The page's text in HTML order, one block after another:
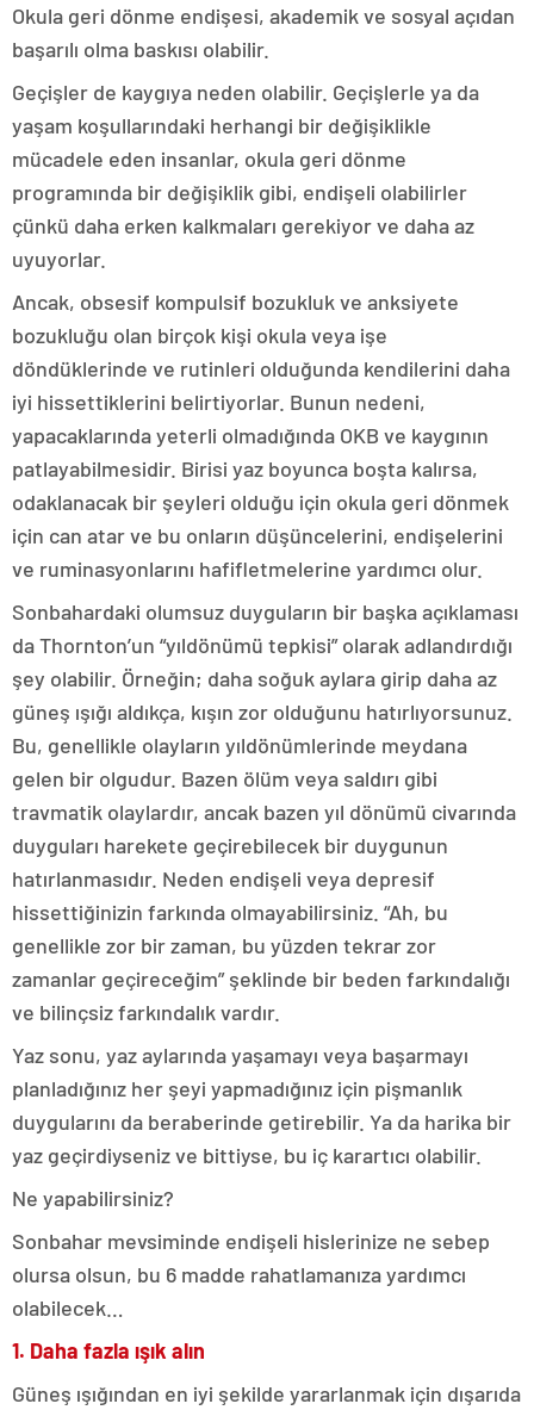
Okula geri dönme endişesi, akademik ve sosyal açıdan
başarılı olma baskısı olabilir.
Geçişler de kaygıya neden olabilir. Geçişlerle ya da
yaşam koşullarındaki herhangi bir değişiklikle
mücadele eden insanlar, okula geri dönme
programında bir değişiklik gibi, endişeli olabilirler
çünkü daha erken kalkmaları gerekiyor ve daha az
uyuyorlar.
Ancak, obsesif kompulsif bozukluk ve anksiyete
bozukluğu olan birçok kişi okula veya işe
döndüklerinde ve rutinleri olduğunda kendilerini daha
iyi hissettiklerini belirtiyorlar. Bunun nedeni,
yapacaklarında yeterli olmadığında OKB ve kaygının
patlayabilmesidir. Birisi yaz boyunca boşta kalırsa,
odaklanacak bir şeyleri olduğu için okula geri dönmek
için can atar ve bu onların düşüncelerini, endişelerini
ve ruminasyonlarını hafifletmelerine yardımcı olur.
Sonbahardaki olumsuz duyguların bir başka açıklaması
da Thornton’un “yıldönümü tepkisi” olarak adlandırdığı
şey olabilir. Örneğin; daha soğuk aylara girip daha az
güneş ışığı aldıkça, kışın zor olduğunu hatırlıyorsunuz.
Bu, genellikle olayların yıldönümlerinde meydana
gelen bir olgudur. Bazen ölüm veya saldırı gibi
travmatik olaylardır, ancak bazen yıl dönümü civarında
duyguları harekete geçirebilecek bir duygunun
hatırlanmasıdır. Neden endişeli veya depresif
hissettiğinizin farkında olmayabilirsiniz. “Ah, bu
genellikle zor bir zaman, bu yüzden tekrar zor
zamanlar geçireceğim” şeklinde bir beden farkındalığı
ve bilinçsiz farkındalık vardır.
Yaz sonu, yaz aylarında yaşamayı veya başarmayı
planladığınız her şeyi yapmadığınız için pişmanlık
duygularını da beraberinde getirebilir. Ya da harika bir
yaz geçirdiyseniz ve bittiyse, bu iç karartıcı olabilir.
Ne yapabilirsiniz?
Sonbahar mevsiminde endişeli hislerinize ne sebep
olursa olsun, bu 6 madde rahatlamanıza yardımcı
olabilecek…
1. Daha fazla ışık alın
Güneş ışığından en iyi şekilde yararlanmak için dışarıda